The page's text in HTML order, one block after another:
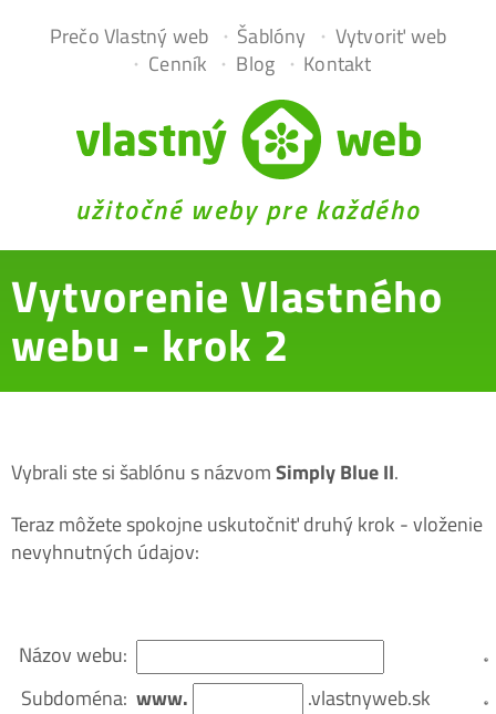
Prečo Vlastný web Šablóny
Vytvoriť web
Cenník
Blog Kontakt
užitočné weby pre každého
Vytvorenie Vlastného
webu - krok 2
Vybrali ste si šablónu s názvomSimply Blue II.
Teraz môžete spokojne uskutočniť druhý krok - vloženie
nevyhnutných údajov:
Názov webu:
Subdoména: www. .vlastnyweb.sk